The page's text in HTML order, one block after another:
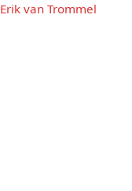
Erik van Trommel